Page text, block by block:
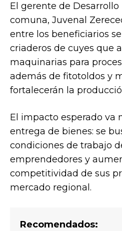
El gerente de
comuna, Juvenal
entre los beneficiarios
criaderos de cuyes que
maquinarias para
además de fitotoldos y
fortalecerán la
El impacto esperado va
entrega de bienes: se
condiciones de trabajo
emprendedores y
competitividad de sus
mercado regional.
Recomendados: